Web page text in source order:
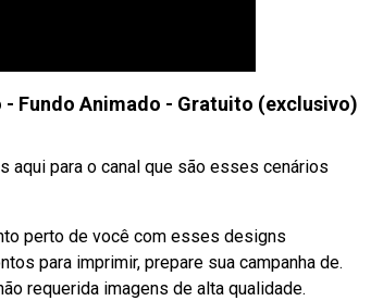
- Fundo Animado - Gratuito (exclusivo)
aqui para o canal que são esses cenários
perto de você com esses designs
para imprimir, prepare sua campanha de.
requerida imagens de alta qualidade.